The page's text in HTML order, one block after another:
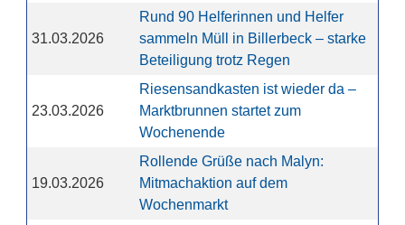
31.03.2026
Rund 90 Helferinnen und Helfer
sammeln Müll in Billerbeck – starke
Beteiligung trotz Regen
23.03.2026
Riesensandkasten ist wieder da –
Marktbrunnen startet zum
Wochenende
19.03.2026
Rollende Grüße nach Malyn:
Mitmachaktion auf dem
Wochenmarkt